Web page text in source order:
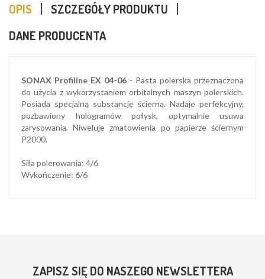
OPIS
SZCZEGÓŁY PRODUKTU
DANE PRODUCENTA
SONAX Profiline EX 04-06 - Pasta polerska przeznaczona
do użycia z wykorzystaniem orbitalnych maszyn polerskich.
Posiada specjalną substancję ścierną. Nadaje perfekcyjny,
pozbawiony hologramów połysk, optymalnie usuwa
zarysowania. Niweluje zmatowienia po papierze ściernym
P2000.
Siła polerowania: 4/6
Wykończenie: 6/6
ZAPISZ SIĘ DO NASZEGO NEWSLETTERA